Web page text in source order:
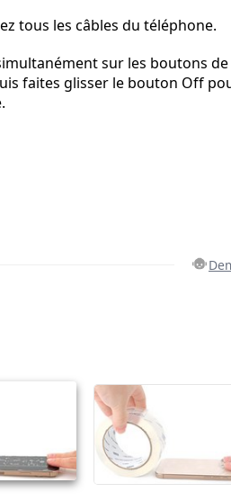
tous les câbles du téléphone.
sur les boutons
faites glisser le bouton Off